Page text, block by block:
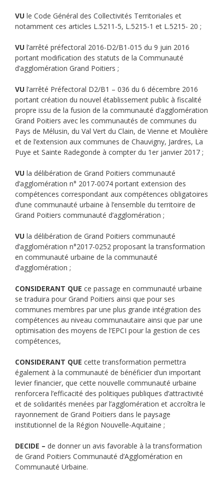
VU le Code Général des Collectivités Territoriales et
notamment ces articles L.5211-5, L.5215-1 et L.5215- 20 ;
VU l’arrêté préfectoral 2016-D2/B1-015 du 9 juin 2016
portant modification des statuts de la Communauté
d’agglomération Grand Poitiers ;
VU l’arrêté Préfectoral D2/B1 – 036 du 6 décembre 2016
portant création du nouvel établissement public à fiscalité
propre issu de la fusion de la communauté d’agglomération
Grand Poitiers avec les communautés de communes du
Pays de Mélusin, du Val Vert du Clain, de Vienne et Moulière
et de l’extension aux communes de Chauvigny, Jardres, La
Puye et Sainte Radegonde à compter du 1er janvier 2017 ;
VU la délibération de Grand Poitiers communauté
d’agglomération n° 2017-0074 portant extension des
compétences correspondant aux compétences obligatoires
d’une communauté urbaine à l’ensemble du territoire de
Grand Poitiers communauté d’agglomération ;
VU la délibération de Grand Poitiers communauté
d’agglomération n°2017-0252 proposant la transformation
en communauté urbaine de la communauté
d’agglomération ;
CONSIDERANT QUE ce passage en communauté urbaine
se traduira pour Grand Poitiers ainsi que pour ses
communes membres par une plus grande intégration des
compétences au niveau communautaire ainsi que par une
optimisation des moyens de l’EPCI pour la gestion de ces
compétences,
CONSIDERANT QUE cette transformation permettra
également à la communauté de bénéficier d’un important
levier financier, que cette nouvelle communauté urbaine
renforcera l’efficacité des politiques publiques d’attractivité
et de solidarités menées par l’agglomération et accroîtra le
rayonnement de Grand Poitiers dans le paysage
institutionnel de la Région Nouvelle-Aquitaine ;
DECIDE – de donner un avis favorable à la transformation
de Grand Poitiers Communauté d’Agglomération en
Communauté Urbaine.